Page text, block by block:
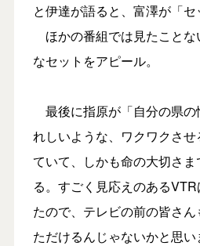
と伊達が語ると、富澤が「セ
ほかの番組では見たこと
なセットをアピール。
最後に指原が「自分の県の
れしいような、ワクワクさ
ていて、しかも命の大切さま
る。すごく見応えのある
たので、テレビの前の皆さ
ただけるんじゃないかと思